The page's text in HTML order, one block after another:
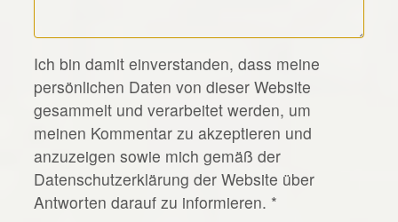
*
Ich bin damit einverstanden, dass meine
persönlichen Daten von dieser Website
gesammelt und verarbeitet werden, um
meinen Kommentar zu akzeptieren und
anzuzeigen sowie mich gemäß der
Datenschutzerklärung der Website über
Antworten darauf zu informieren. *